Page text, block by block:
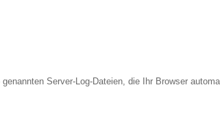
Server-Log-Dateien, die Ihr Browser